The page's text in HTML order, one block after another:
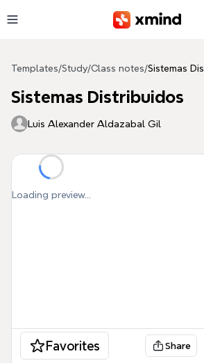
Templates/Study/Class notes/Sistemas
Sistemas Distribuidos
Luis Alexander Aldazabal Gil
Loading preview...
Favorites Share